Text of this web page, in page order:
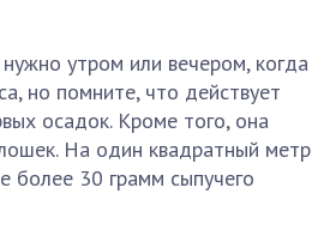
утром или вечером, когда
но помните, что действует
осадок. Кроме того, она
На один квадратный метр
более 30 грамм сыпучего